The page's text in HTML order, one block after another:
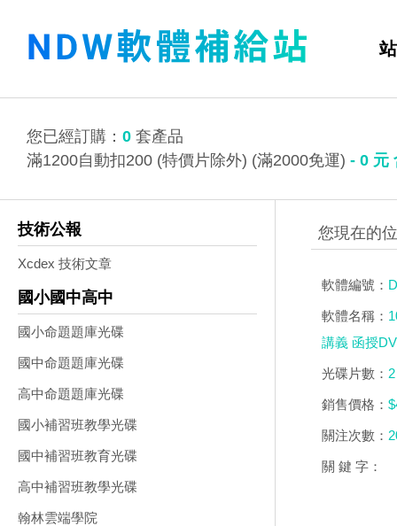
您已經訂購： 0 套產品
滿1200自動扣200 (特價片除外) (滿2000免運) - 0 元
技術公報
Xcdex 技術文章
國小國中高中
國小命題題庫光碟
國中命題題庫光碟
高中命題題庫光碟
國小補習班教學光碟
國中補習班教育光碟
高中補習班教學光碟
翰林雲端學院
軟體編號：
軟體名稱：
講義 函授
光碟片數： 2
銷售價格：
關注次數：
關 鍵 字：